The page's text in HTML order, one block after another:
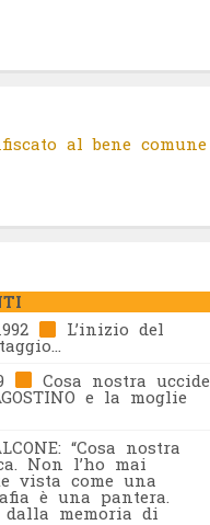
al bene comune
L’inizio del
Cosa nostra uccide
e la moglie
“Cosa nostra
Non l’ho mai
vista come una
è una pantera.
dalla memoria di